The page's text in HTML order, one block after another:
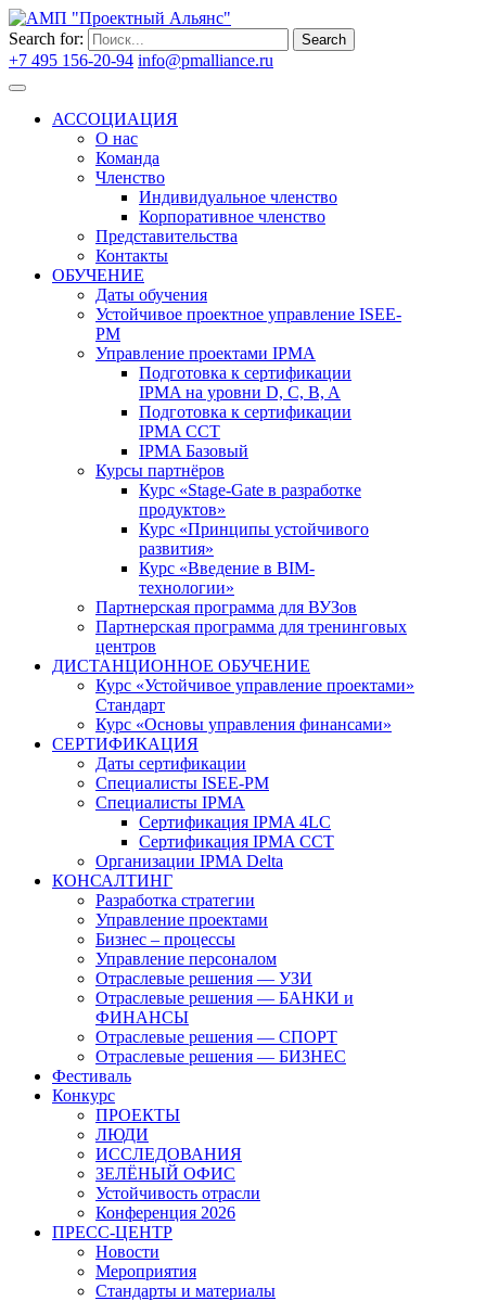
Search for: Search
+7 495 156-20-94 info@pmalliance.ru
АССОЦИАЦИЯ
О нас
Команда
Членство
Индивидуальное членство
Корпоративное членство
Представительства
Контакты
ОБУЧЕНИЕ
Даты обучения
Устойчивое проектное управление ISEE-
PM
Управление проектами IPMA
Подготовка к сертификации
IPMA на уровни D, C, B, A
Подготовка к сертификации
IPMA CCT
IPMA Базовый
Курсы партнёров
Курс «Stage-Gate в разработке
продуктов»
Курс «Принципы устойчивого
развития»
Курс «Введение в BIM-
технологии»
Партнерская программа для ВУЗов
Партнерская программа для тренинговых
центров
ДИСТАНЦИОННОЕ ОБУЧЕНИЕ
Курс «Устойчивое управление проектами»
Стандарт
Курс «Основы управления финансами»
СЕРТИФИКАЦИЯ
Даты сертификации
Специалисты ISEE-PM
Специалисты IPMA
Сертификация IPMA 4LC
Сертификация IPMA CCT
Организации IPMA Delta
КОНСАЛТИНГ
Разработка стратегии
Управление проектами
Бизнес – процессы
Управление персоналом
Отраслевые решения — УЗИ
Отраслевые решения — БАНКИ и
ФИНАНСЫ
Отраслевые решения — СПОРТ
Отраслевые решения — БИЗНЕС
Фестиваль
Конкурс
ПРОЕКТЫ
ЛЮДИ
ИССЛЕДОВАНИЯ
ЗЕЛЁНЫЙ ОФИС
Устойчивость отрасли
Конференция 2026
ПРЕСС-ЦЕНТР
Новости
Мероприятия
Стандарты и материалы